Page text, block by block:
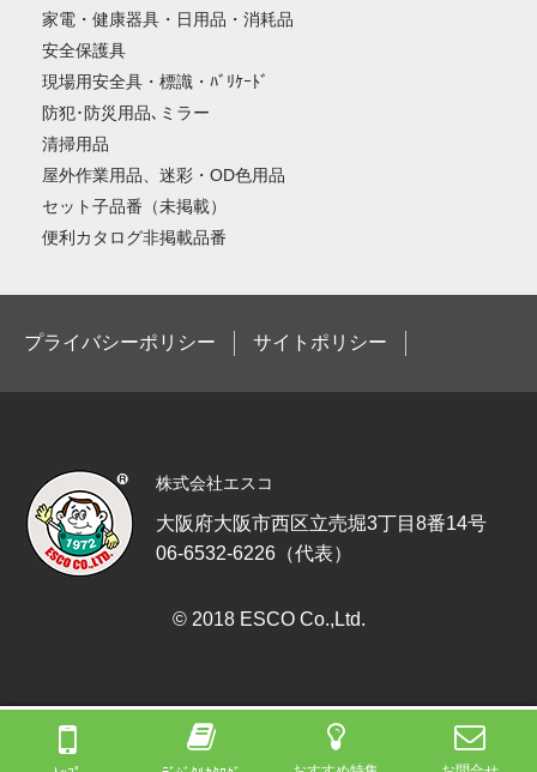
家電・健康器具・日用品・消耗品
安全保護具
現場用安全具・標識・ﾊﾞﾘｹｰﾄﾞ
防犯･防災用品､ミラー
清掃用品
屋外作業用品、迷彩・OD色用品
セット子品番（未掲載）
便利カタログ非掲載品番
プライバシーポリシー サイトポリシー
株式会社エスコ
大阪府大阪市西区立売堀3丁目8番14号
06-6532-6226（代表）
© 2018 ESCO Co.,Ltd.